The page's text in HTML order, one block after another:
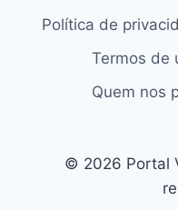
Política de
Termos de
Quem nos
© 2026 Portal